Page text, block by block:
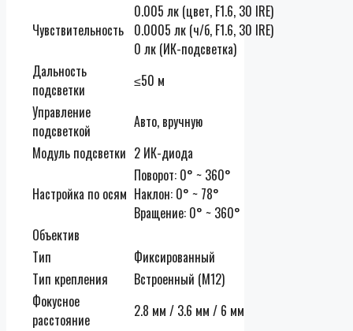
Чувствительность
0.005 лк (цвет, F1.6, 30 IRE)
0.0005 лк (ч/б, F1.6, 30 IRE)
0 лк (ИК-подсветка)
Дальность
подсветки
≤50 м
Управление
подсветкой
Авто, вручную
Модуль подсветки 2 ИК-диода
Настройка по осям
Поворот: 0° ~ 360°
Наклон: 0° ~ 78°
Вращение: 0° ~ 360°
Объектив
Тип
Фиксированный
Тип крепления
Встроенный (M12)
Фокусное
расстояние
2.8 мм / 3.6 мм / 6 мм